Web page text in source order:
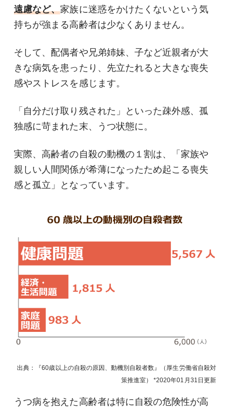
遠慮など、家族に迷惑をかけたくないという気
持ちが強まる高齢者は少なくありません。
そして、配偶者や兄弟姉妹、子など近親者が大
きな病気を患ったり、先立たれると大きな喪失
感やストレスを感じます。
「自分だけ取り残された」といった疎外感、孤
独感に苛まれた末、うつ状態に。
実際、高齢者の自殺の動機の１割は、「家族や
親しい人間関係が希薄になったため起こる喪失
感と孤立」となっています。
出典：『60歳以上の自殺の原因、動機別自殺者数』（ 厚生労働省自殺対
策推進室） 2020年01月31日 更新
うつ病を抱えた高齢者は特に自殺の危険性が高